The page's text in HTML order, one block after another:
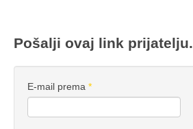
Pošalji ovaj link prijatelju.
E-mail prema *